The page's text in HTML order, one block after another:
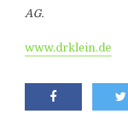
AG.
www.drklein.de